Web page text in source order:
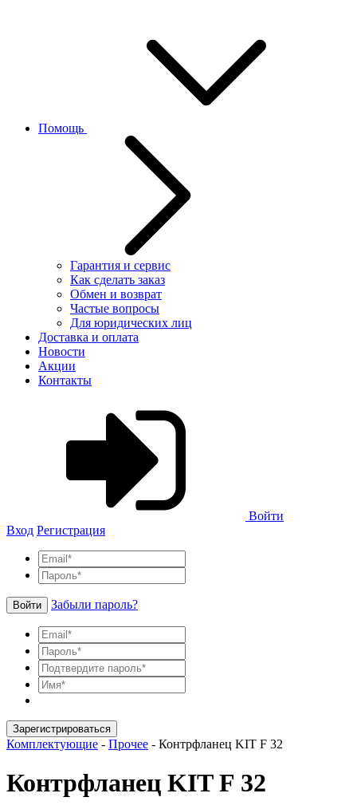
Помощь
Гарантия и сервис
Как сделать заказ
Обмен и возврат
Частые вопросы
Для юридических лиц
Доставка и оплата
Новости
Акции
Контакты
Войти
Вход Регистрация
Войти Забыли пароль?
Зарегистрироваться
Комплектующие - Прочее - Контрфланец KIT F 32
Контрфланец KIT F 32